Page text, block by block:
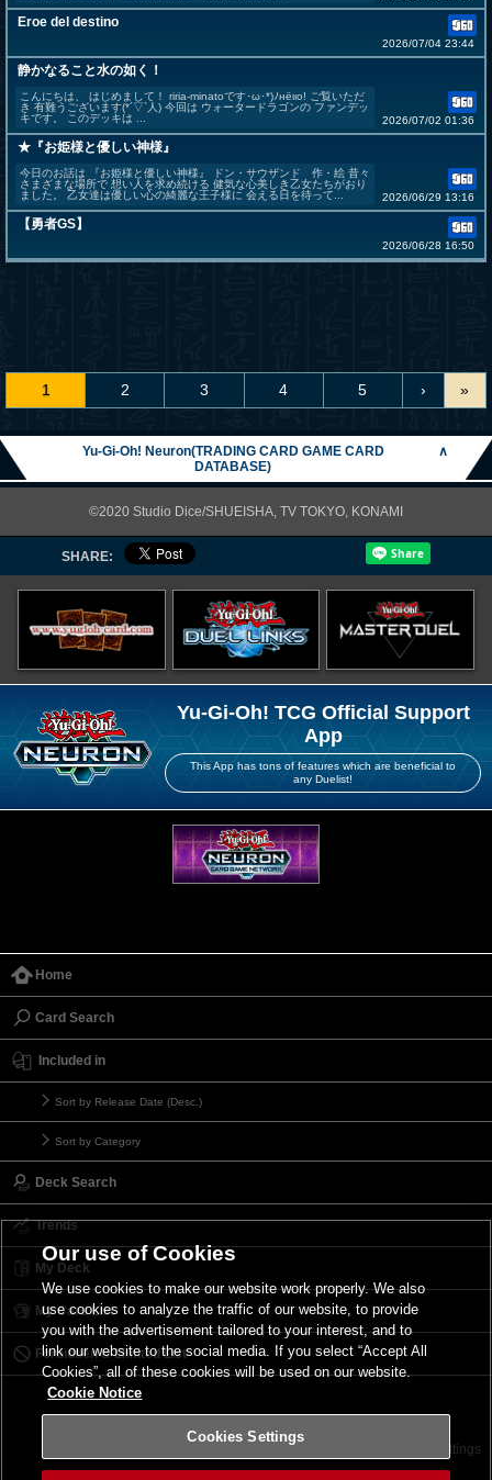
Eroe del destino
2026/07/04 23:44
静かなること水の如く！
こんにちは、 はじめまして！ riria-minatoです･ω･*)ﾉнёιιο! ご覧いただ
き 有難うございます(*´▽`人) 今回は ウォータードラゴンの ファンデッ
キです。 このデッキは ...
2026/07/02 01:36
★『お姫様と優しい神様』
今日のお話は 『お姫様と優しい神様』 ドン・サウザンド 作・絵 昔々
さまざまな場所で 想い人を求め続ける 健気な心美しき乙女たちがおり
ました。 乙女達は優しい心の綺麗な王子様に 会える日を待って...
2026/06/29 13:16
【勇者GS】
2026/06/28 16:50
1 2 3 4 5 › »
Yu-Gi-Oh! Neuron(TRADING CARD GAME CARD
DATABASE)
∧
©2020 Studio Dice/SHUEISHA, TV TOKYO, KONAMI
SHARE:
Yu-Gi-Oh! TCG Official Support
App
This App has tons of features which are beneficial to
any Duelist!
Home
Card Search
Included in
Sort by Release Date (Desc.)
Sort by Category
Deck Search
Trends
My Deck
My Card List
Forbidden & Limited List
Terms of Use Cookies Settings
Our use of Cookies
We use cookies to make our website work properly. We also
use cookies to analyze the traffic of our website, to provide
you with the advertisement tailored to your interest, and to
link our website to the social media. If you select “Accept All
Cookies”, all of these cookies will be used on our website.
Cookie Notice
Cookies Settings